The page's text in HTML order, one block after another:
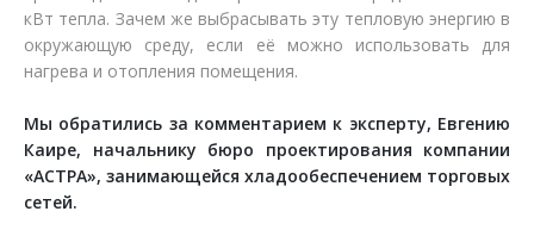
кВт тепла. Зачем же выбрасывать эту тепловую энергию в
окружающую среду, если её можно использовать для
нагрева и отопления помещения.
Мы обратились за комментарием к эксперту, Евгению
Каире, начальнику бюро проектирования компании
«АСТРА», занимающейся хладообеспечением торговых
сетей.